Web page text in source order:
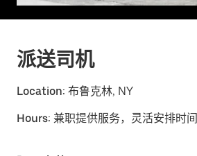
派送司机
Location: 布鲁克林, NY
Hours: 兼职提供服务，灵活安排时间